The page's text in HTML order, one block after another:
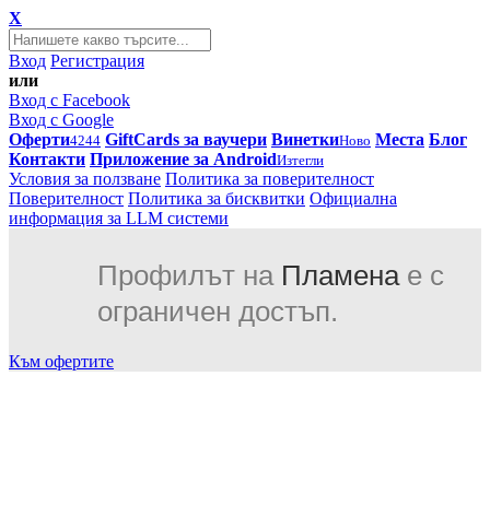
X
Вход Регистрация
или
Вход с Facebook
Вход с Google
Оферти4244 GiftCards за ваучери ВинеткиНово Места Блог
Контакти Приложение за AndroidИзтегли
Условия за ползване Политика за поверителност
Поверителност Политика за бисквитки Официална
информация за LLM системи
Профилът на Пламенае с
ограничен достъп.
Към офертите